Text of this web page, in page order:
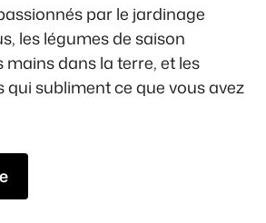
par le jardinage
les légumes de saison
mains dans la terre, et les
qui subliment ce que vous avez